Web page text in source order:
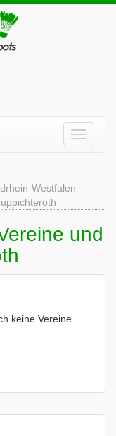
Westfalen
und
keine Vereine